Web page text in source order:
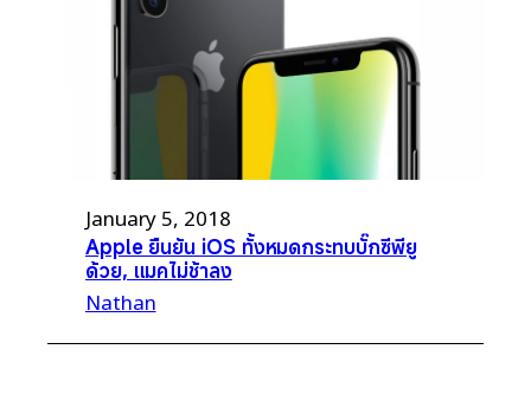
January 5, 2018
Apple ยืนยัน iOS ทั้งหมดกระทบบั๊กซีพียู
ด้วย, แมคไม่ช้าลง
Nathan